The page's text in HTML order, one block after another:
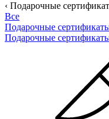
‹ Подарочные
Все
Подарочные
Подарочные